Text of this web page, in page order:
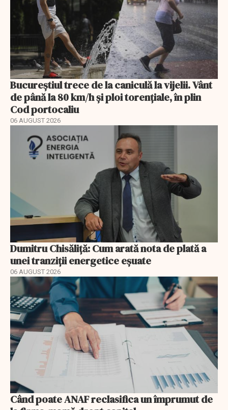
Bucureștiul trece de la caniculă la vijelii. Vânt
de până la 80 km/h și ploi torențiale, în plin
Cod portocaliu
06 AUGUST 2026
Dumitru Chisăliță: Cum arată nota de plată a
unei tranziții energetice eșuate
06 AUGUST 2026
Când poate ANAF reclasifica un împrumut de